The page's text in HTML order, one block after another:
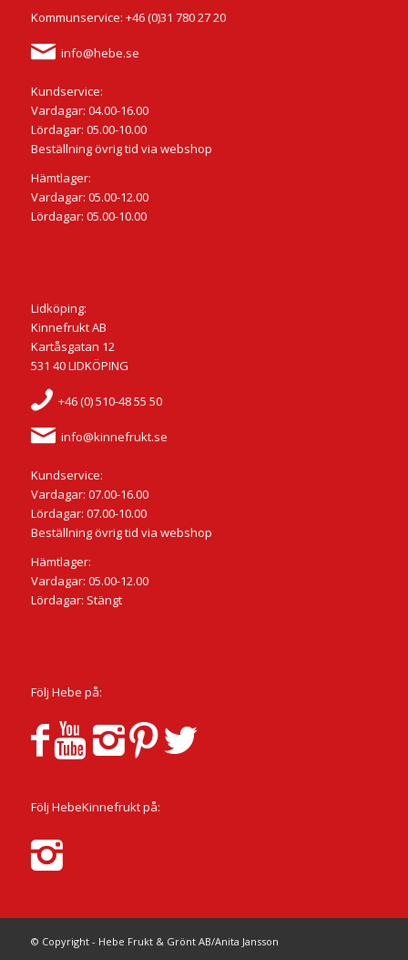
Kommunservice: +46 (0)31 780 27 20
info@hebe.se
Kundservice:
Vardagar: 04.00-16.00
Lördagar: 05.00-10.00
Beställning övrig tid via webshop
Hämtlager:
Vardagar: 05.00-12.00
Lördagar: 05.00-10.00
Lidköping:
Kinnefrukt AB
Kartåsgatan 12
531 40 LIDKÖPING
+46 (0) 510-48 55 50
info@kinnefrukt.se
Kundservice:
Vardagar: 07.00-16.00
Lördagar: 07.00-10.00
Beställning övrig tid via webshop
Hämtlager:
Vardagar: 05.00-12.00
Lördagar: Stängt
Följ Hebe på:
Följ HebeKinnefrukt på:
© Copyright - Hebe Frukt & Grönt AB/Anita Jansson